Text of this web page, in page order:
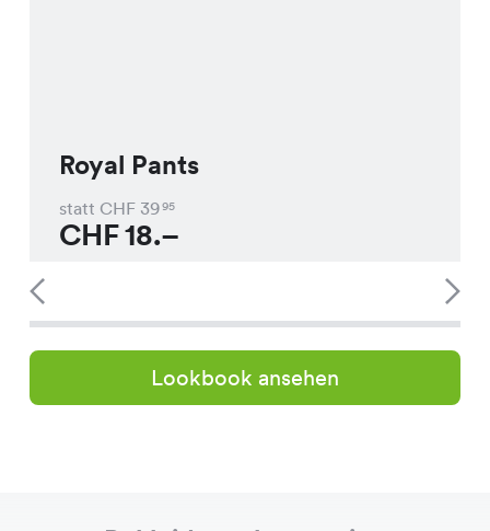
Royal Pants
statt CHF 3995
CHF18.–
Lookbook ansehen